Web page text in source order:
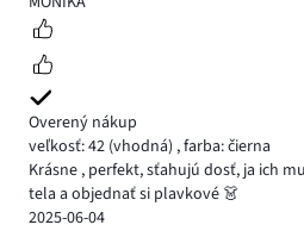
Overený nákup
veľkosť: 42 (vhodná) ,farba: čierna
Krásne , perfekt, sťahujú dosť, ja ich
tela a objednať si plavkové 👗
2025-06-04